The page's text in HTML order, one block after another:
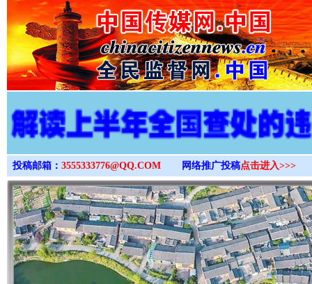
>
投稿邮箱： 3555333776@QQ.COM 网络推广投稿点击进入>>>